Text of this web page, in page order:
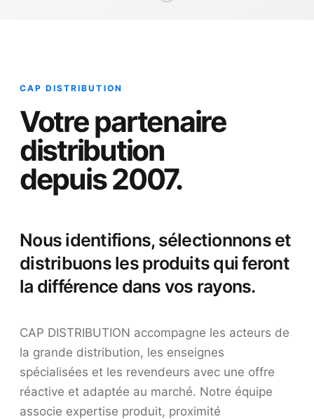
CAP DISTRIBUTION
Votre partenaire
distribution
depuis 2007.
Nous identifions, sélectionnons et
distribuons les produits qui feront
la différence dans vos rayons.
CAP DISTRIBUTION accompagne les acteurs de
la grande distribution, les enseignes
spécialisées et les revendeurs avec une offre
réactive et adaptée au marché. Notre équipe
associe expertise produit, proximité